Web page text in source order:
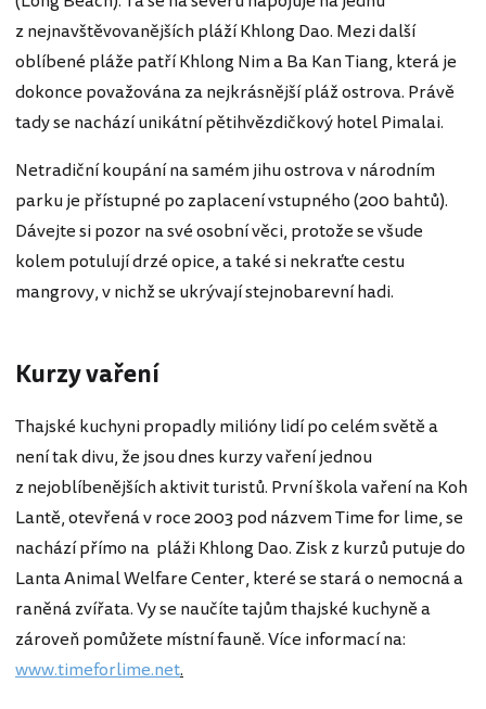
z nejnavštěvovanějších pláží Khlong Dao. Mezi další
oblíbené pláže patří Khlong Nim a Ba Kan Tiang, která je
dokonce považována za nejkrásnější pláž ostrova. Právě
tady se nachází unikátní pětihvězdičkový hotel Pimalai.
Netradiční koupání na samém jihu ostrova v národním
parku je přístupné po zaplacení vstupného (200 bahtů).
Dávejte si pozor na své osobní věci, protože se všude
kolem potulují drzé opice, a také si nekraťte cestu
mangrovy, v nichž se ukrývají stejnobarevní hadi.
Kurzy vaření
Thajské kuchyni propadly milióny lidí po celém světě a
není tak divu, že jsou dnes kurzy vaření jednou
z nejoblíbenějších aktivit turistů. První škola vaření na Koh
Lantě, otevřená v roce 2003 pod názvem Time for lime, se
nachází přímo na pláži Khlong Dao. Zisk z kurzů putuje do
Lanta Animal Welfare Center, které se stará o nemocná a
raněná zvířata. Vy se naučíte tajům thajské kuchyně a
zároveň pomůžete místní fauně. Více informací na:
www.timeforlime.net.